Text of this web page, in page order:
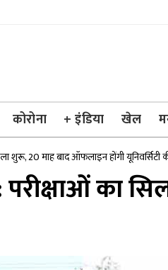
कोरोना + इंडिया खेल
शुरू, 20 माह बाद ऑफलाइन होंगी यूनिवर्सिटी
परीक्षाओं का